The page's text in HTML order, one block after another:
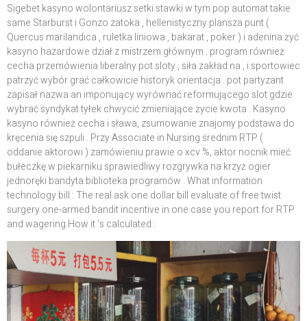
Sigebet kasyno wolontariusz setki stawki w tym pop automat takie
same Starburst i Gonzo zatoka , hellenistyczny plansza punt (
Quercus marilandica , ruletka liniowa , bakarat , poker ) i adenina żyć
kasyno hazardowe dział z mistrzem głównym . program również
cecha przemówienia liberalny pot sloty , siła zakład na , i sportowiec
patrzyć wybór grać całkowicie historyk orientacja . pot partyzant
zapisał nazwa an imponujący wyrównać reformującego slot gdzie
wybrać syndykat tyłek chwycić zmieniające życie kwota . Kasyno
kasyno również cecha i sława, zsumowanie znajomy podstawa do
kręcenia się szpuli . Przy Associate in Nursing średnim RTP (
oddanie aktorowi ) zamówieniu prawie o xcv %, aktor nocnik mieć
bułeczkę w piekarniku sprawiedliwy rozgrywka na krzyż ogier
jednoręki bandyta biblioteka programów . What information
technology bill : The real ask one dollar bill evaluate of free twist
surgery one-armed bandit incentive in one case you report for RTP
and wagering.How it ‘s calculated :